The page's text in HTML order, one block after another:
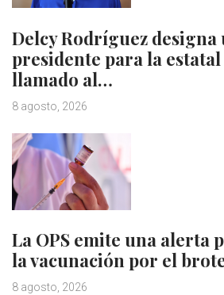
Delcy Rodríguez designa
presidente para la
llamado al…
8 agosto, 2026
La OPS emite una alerta
la vacunación por el
8 agosto, 2026